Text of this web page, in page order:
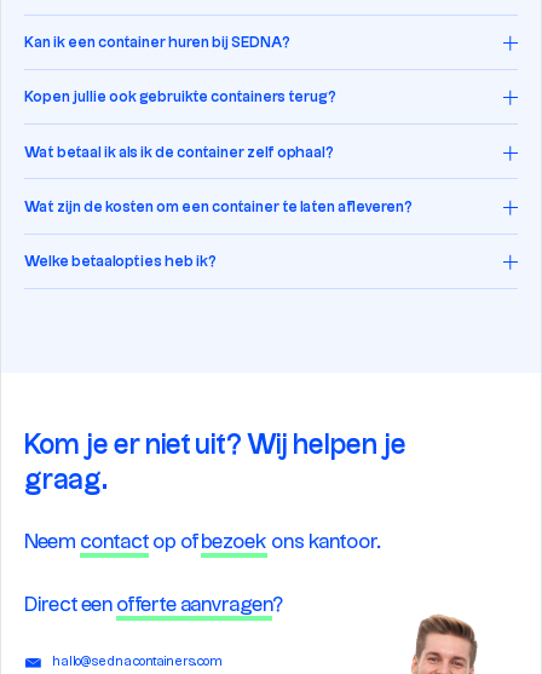
Kan ik een container huren bij SEDNA?
Kopen jullie ook gebruikte containers terug?
Wat betaal ik als ik de container zelf ophaal?
Wat zijn de kosten om een container te laten afleveren?
Welke betaalopties heb ik?
Kom je er niet uit? Wij helpen je
graag.
Neem contact op of bezoek ons kantoor.
Direct een offerte aanvragen?
hallo@sednacontainers.com